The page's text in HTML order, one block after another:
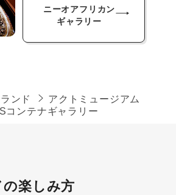
ニーオアフリカン
ギャラリー
ンド
アクトミュージアム
コンテナギャラリー
楽しみ方